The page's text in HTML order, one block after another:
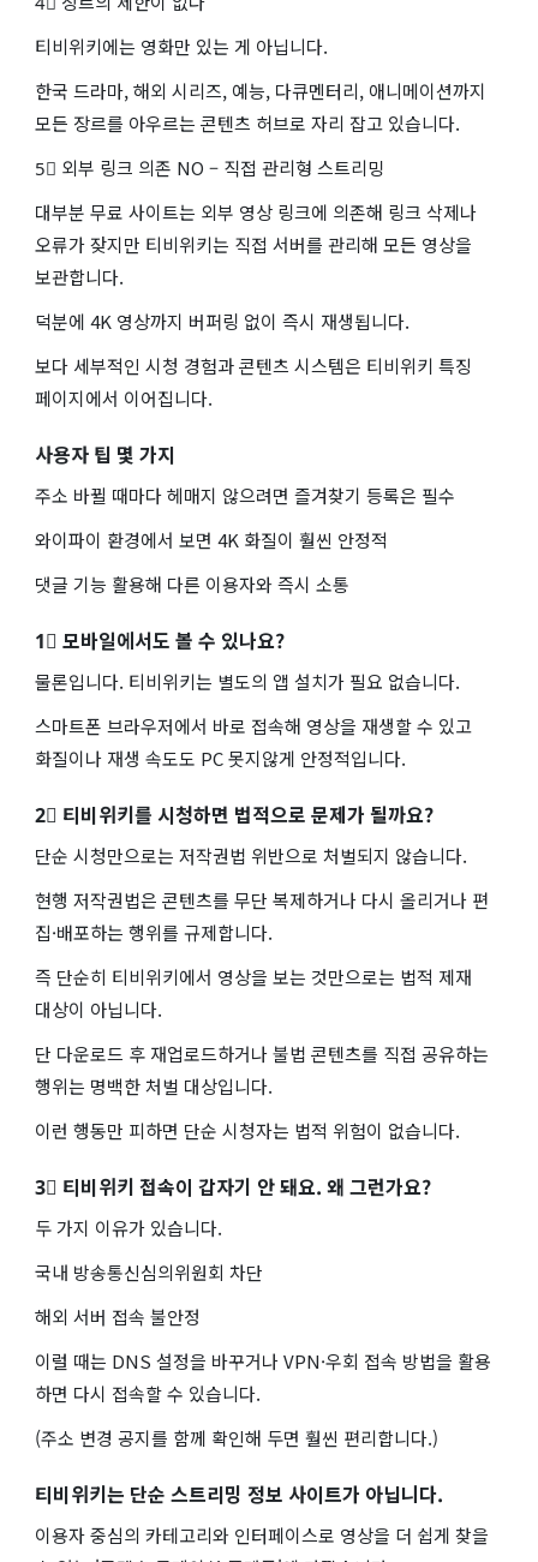
티비위키에는 영화만 있는 게 아닙니다.
한국 드라마, 해외 시리즈, 예능, 다큐멘터리, 애니메이션까지
모든 장르를 아우르는 콘텐츠 허브로 자리 잡고 있습니다.
5⃣ 외부 링크 의존 NO – 직접 관리형 스트리밍
대부분 무료 사이트는 외부 영상 링크에 의존해 링크 삭제나
오류가 잦지만 티비위키는 직접 서버를 관리해 모든 영상을
보관합니다.
덕분에 4K 영상까지 버퍼링 없이 즉시 재생됩니다.
보다 세부적인 시청 경험과 콘텐츠 시스템은 티비위키 특징
페이지에서 이어집니다.
사용자 팁 몇 가지
주소 바뀔 때마다 헤매지 않으려면 즐겨찾기 등록은 필수
와이파이 환경에서 보면 4K 화질이 훨씬 안정적
댓글 기능 활용해 다른 이용자와 즉시 소통
1⃣ 모바일에서도 볼 수 있나요?
물론입니다. 티비위키는 별도의 앱 설치가 필요 없습니다.
스마트폰 브라우저에서 바로 접속해 영상을 재생할 수 있고
화질이나 재생 속도도 PC 못지않게 안정적입니다.
2⃣ 티비위키를 시청하면 법적으로 문제가 될까요?
단순 시청만으로는 저작권법 위반으로 처벌되지 않습니다.
현행 저작권법은 콘텐츠를 무단 복제하거나 다시 올리거나 편
집·배포하는 행위를 규제합니다.
즉 단순히 티비위키에서 영상을 보는 것만으로는 법적 제재
대상이 아닙니다.
단 다운로드 후 재업로드하거나 불법 콘텐츠를 직접 공유하는
행위는 명백한 처벌 대상입니다.
이런 행동만 피하면 단순 시청자는 법적 위험이 없습니다.
3⃣ 티비위키 접속이 갑자기 안 돼요. 왜 그런가요?
두 가지 이유가 있습니다.
국내 방송통신심의위원회 차단
해외 서버 접속 불안정
이럴 때는 DNS 설정을 바꾸거나 VPN·우회 접속 방법을 활용
하면 다시 접속할 수 있습니다.
(주소 변경 공지를 함께 확인해 두면 훨씬 편리합니다.)
티비위키는 단순 스트리밍 정보 사이트가 아닙니다.
이용자 중심의 카테고리와 인터페이스로 영상을 더 쉽게 찾을